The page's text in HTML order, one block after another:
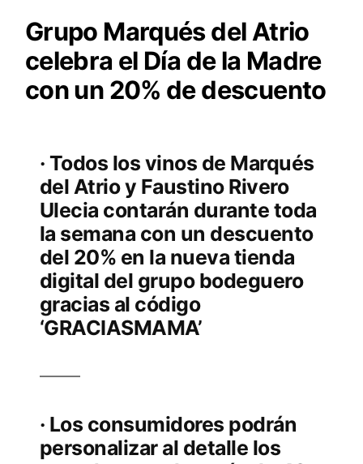
Grupo Marqués del Atrio
celebra el Día de la Madre
con un 20% de descuento
· Todos los vinos de Marqués
del Atrio y Faustino Rivero
Ulecia contarán durante toda
la semana con un descuento
del 20% en la nueva tienda
digital del grupo bodeguero
gracias al código
‘GRACIASMAMA’
· Los consumidores podrán
personalizar al detalle los